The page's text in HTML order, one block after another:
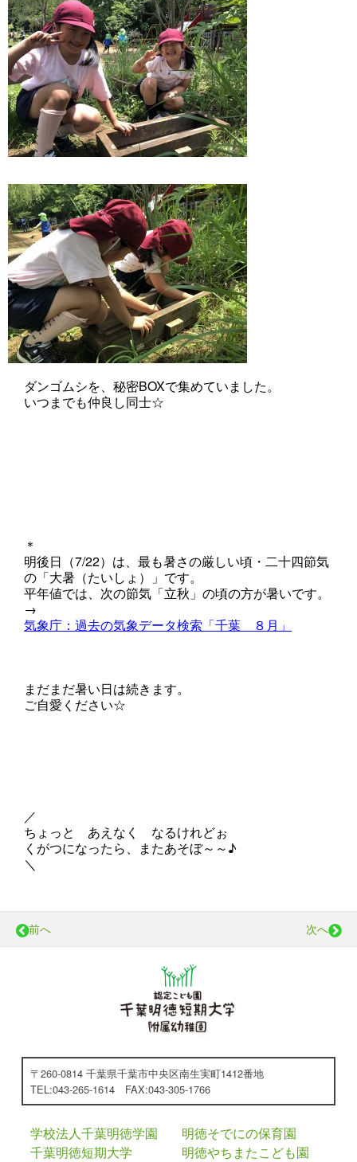
ダンゴムシを、秘密BOXで集めていました。
いつまでも仲良し同士☆
＊
明後日（7/22）は、最も暑さの厳しい頃・二十四節気
の「大暑（たいしょ）」です。
平年値では、次の節気「立秋」の頃の方が暑いです。
→
気象庁：過去の気象データ検索「千葉 ８月」
まだまだ暑い日は続きます。
ご自愛ください☆
／
ちょっと あえなく なるけれどぉ
くがつになったら、またあそぼ～～♪
＼
前へ 次へ
〒260-0814 千葉県千葉市中央区南生実町1412番地
TEL:043-265-1614 FAX:043-305-1766
学校法人千葉明徳学園
明徳そでにの保育園
千葉明徳短期大学
明徳やちまたこども園